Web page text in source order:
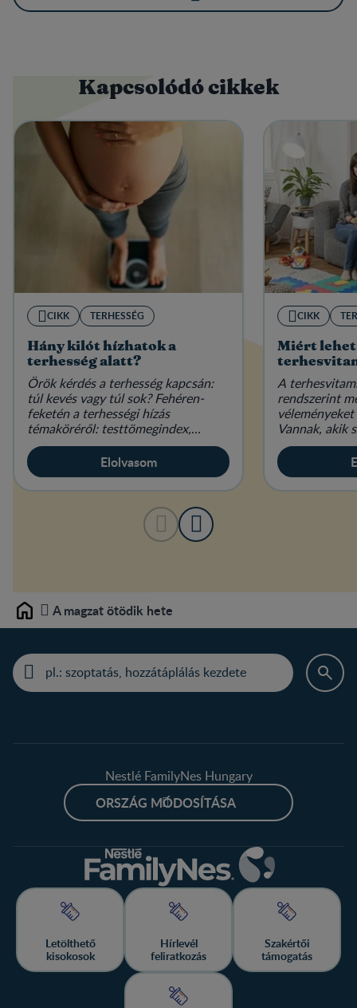
Kapcsolódó cikkek
CIKK TERHESSÉG
Hány kilót hízhatok a
terhesség alatt?
Örök kérdés a terhesség kapcsán:
túl kevés vagy túl sok? Fehéren-
feketén a terhességi hízás
témaköréről: testtömegindex,
étkezés és életmód várandósan.
Elolvasom
CIKK
Miért lehet
A
rendszerint
Vannak, akik
mások hallani
Home A magzat ötödik hete
Nestlé FamilyNes Hungary
ORSZÁG MÓDOSÍTÁSA
Letölthető
kisokosok
Hírlevél
feliratkozás
Szakértői
támogatás